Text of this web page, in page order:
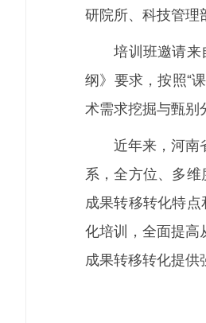
研院所、科技管理
培训班邀请来自
纲》要求，按照“
术需求挖掘与甄别
近年来，河南省
系，全方位、多
成果转移转化特
化培训，全面提高
成果转移转化提供